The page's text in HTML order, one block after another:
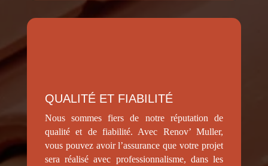
QUALITÉ ET FIABILITÉ
Nous sommes fiers de notre réputation de
qualité et de fiabilité. Avec Renov’ Muller,
vous pouvez avoir l’assurance que votre projet
sera réalisé avec professionnalisme, dans les